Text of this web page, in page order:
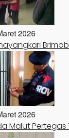
2026
2026
Malut Pertegas